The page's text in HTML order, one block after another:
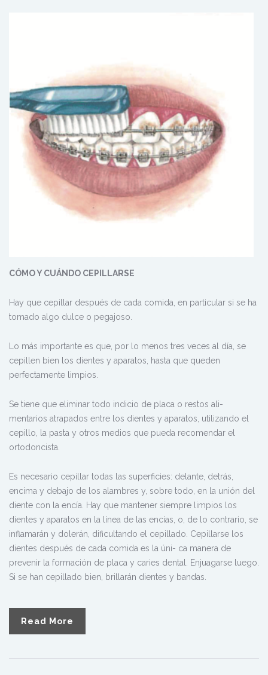
CÓMO Y CUÁNDO CEPILLARSE
Hay que cepillar después de cada comida, en particular si se ha
tomado algo dulce o pegajoso.
Lo más importante es que, por lo menos tres veces al día, se
cepillen bien los dientes y aparatos, hasta que queden
perfectamente limpios.
Se tiene que eliminar todo indicio de placa o restos ali-
mentarios atrapados entre los dientes y aparatos, utilizando el
cepillo, la pasta y otros medios que pueda recomendar el
ortodoncista.
Es necesario cepillar todas las superficies: delante, detrás,
encima y debajo de los alambres y, sobre todo, en la unión del
diente con la encía. Hay que mantener siempre limpios los
dientes y aparatos en la línea de las encías, o, de lo contrario, se
inflamarán y dolerán, dificultando el cepillado. Cepillarse los
dientes después de cada comida es la úni- ca manera de
prevenir la formación de placa y caries dental. Enjuagarse luego.
Si se han cepillado bien, brillarán dientes y bandas.
Read More